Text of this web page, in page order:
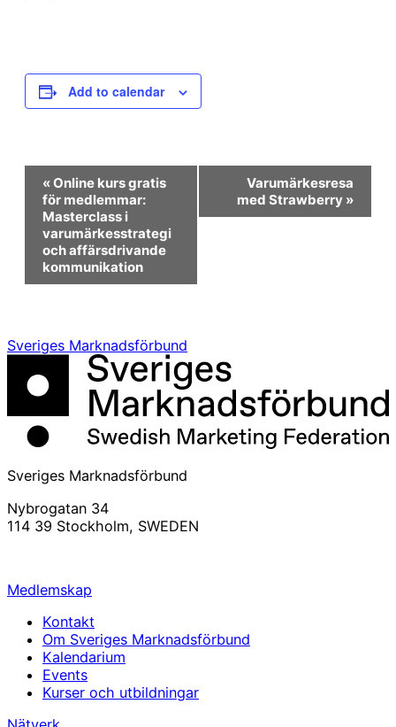
Add to calendar
Event
Navigation
«Online kurs gratis
för medlemmar:
Masterclass i
varumärkesstrategi
och affärsdrivande
kommunikation
Varumärkesresa
med Strawberry »
Sveriges Marknadsförbund
Sveriges Marknadsförbund
Nybrogatan 34
114 39 Stockholm, SWEDEN
Medlemskap
Kontakt
Om Sveriges Marknadsförbund
Kalendarium
Events
Kurser och utbildningar